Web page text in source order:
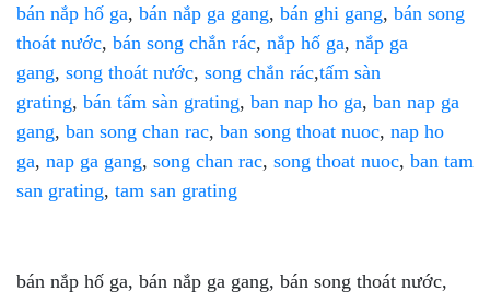
bán nắp hố ga, bán nắp ga gang, bán ghi gang, bán song
thoát nước, bán song chắn rác, nắp hố ga, nắp ga
gang, song thoát nước, song chắn rác,tấm sàn
grating, bán tấm sàn grating, ban nap ho ga, ban nap ga
gang, ban song chan rac, ban song thoat nuoc, nap ho
ga, nap ga gang, song chan rac, song thoat nuoc, ban tam
san grating, tam san grating
bán nắp hố ga, bán nắp ga gang, bán song thoát nước,